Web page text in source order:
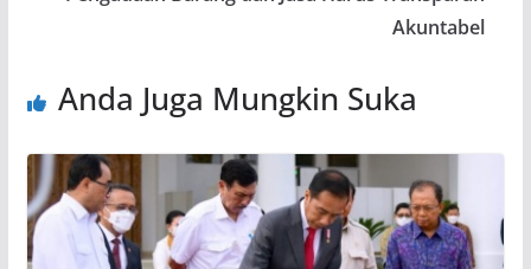
Akuntabel
Anda Juga Mungkin Suka